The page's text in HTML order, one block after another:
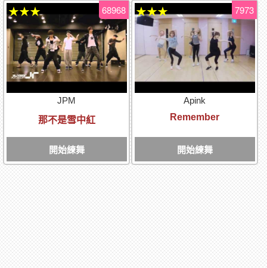
JPM
那不是雪中紅
開始練舞
68968
★★★
Apink
Remember
開始練舞
7973
★★★